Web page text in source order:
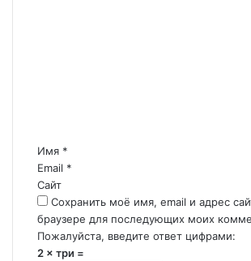
р
и
й
Имя *
Email *
Сайт
Сохранить моё имя, email и адрес
браузере для последующих моих
Пожалуйста, введите ответ цифрами:
2 × три =